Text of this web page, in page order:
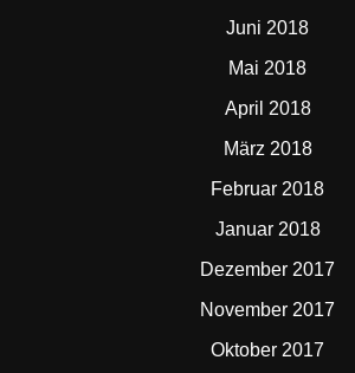
Juni 2018
Mai 2018
April 2018
März 2018
Februar 2018
Januar 2018
Dezember 2017
November 2017
Oktober 2017